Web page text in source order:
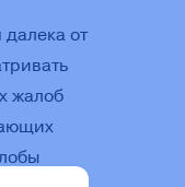
от
жалоб